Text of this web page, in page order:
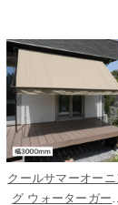
クールサマーオーニ
グ ウォーターガー